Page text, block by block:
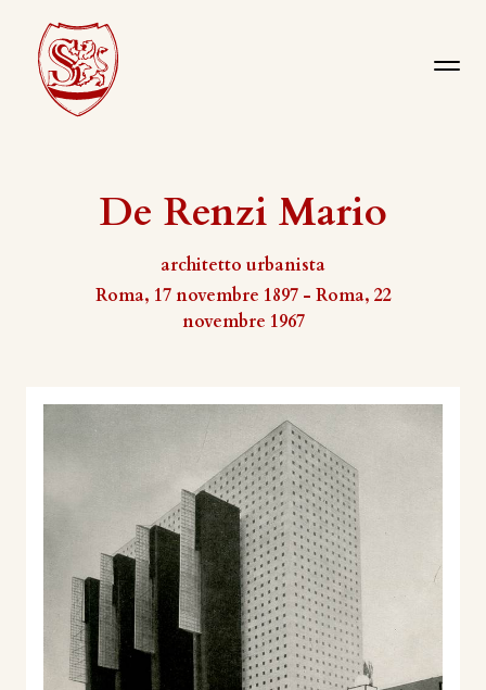
De Renzi Mario
architetto urbanista
Roma, 17 novembre 1897 - Roma, 22
novembre 1967